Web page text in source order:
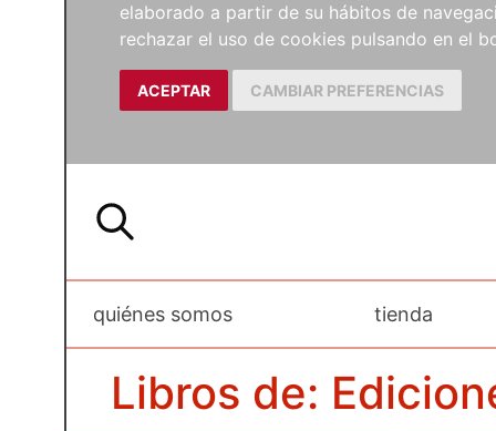
elaborado a partir de su hábitos de
rechazar el uso de cookies pulsando en el
ACEPTAR CAMBIAR PREFERENCIAS
quiénes somos tienda
Libros de: